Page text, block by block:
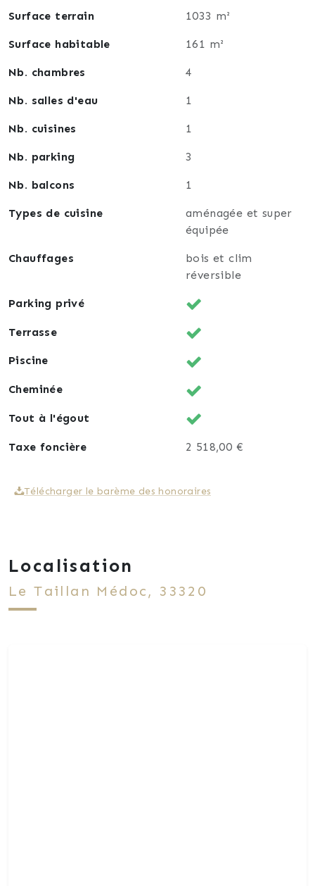
Surface terrain 1033 m²
Surface habitable 161 m²
Nb. chambres 4
Nb. salles d'eau 1
Nb. cuisines 1
Nb. parking 3
Nb. balcons 1
Types de cuisine
aménagée et super
équipée
Chauffages
bois et clim
réversible
Parking privé
Terrasse
Piscine
Cheminée
Tout à l'égout
Taxe foncière 2 518,00 €
Télécharger le barème des honoraires
Localisation
Le Taillan Médoc, 33320